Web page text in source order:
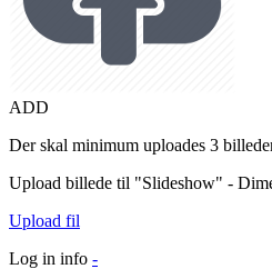
ADD
Der skal minimum uploades 3
Upload billede til "Slideshow" -
Upload fil
Log in info -